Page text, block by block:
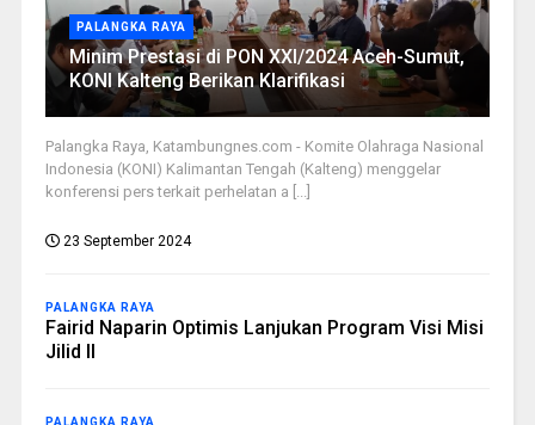
PALANGKA RAYA
Minim Prestasi di PON XXI/2024 Aceh-Sumut,
KONI Kalteng Berikan Klarifikasi
Palangka Raya, Katambungnes.com - Komite Olahraga Nasional
Indonesia (KONI) Kalimantan Tengah (Kalteng) menggelar
konferensi pers terkait perhelatan a [...]
23 September 2024
PALANGKA RAYA
Fairid Naparin Optimis Lanjukan Program Visi Misi
Jilid II
PALANGKA RAYA